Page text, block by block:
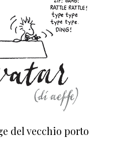
del vecchio porto